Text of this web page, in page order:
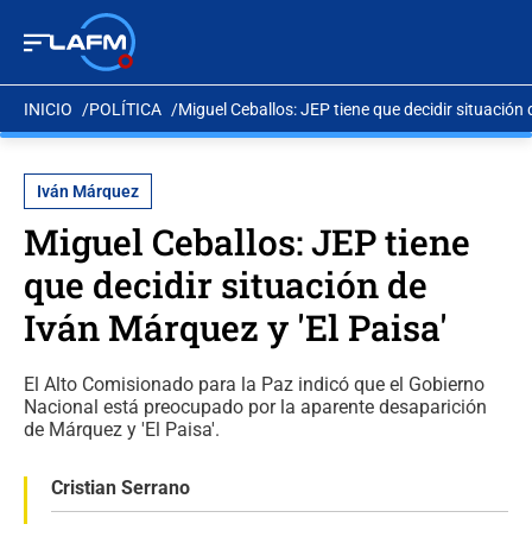
INICIO POLÍTICA Miguel Ceballos: JEP tiene que decidir situación
Iván Márquez
Miguel Ceballos: JEP tiene
que decidir situación de
Iván Márquez y 'El Paisa'
El Alto Comisionado para la Paz indicó que el Gobierno
Nacional está preocupado por la aparente desaparición
de Márquez y 'El Paisa'.
Cristian Serrano